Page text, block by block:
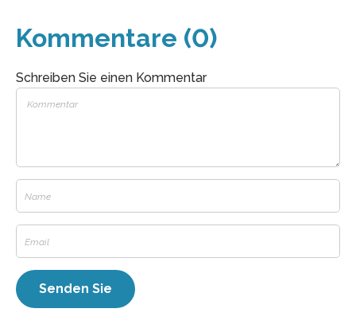
Kommentare (0)
Schreiben Sie einen Kommentar